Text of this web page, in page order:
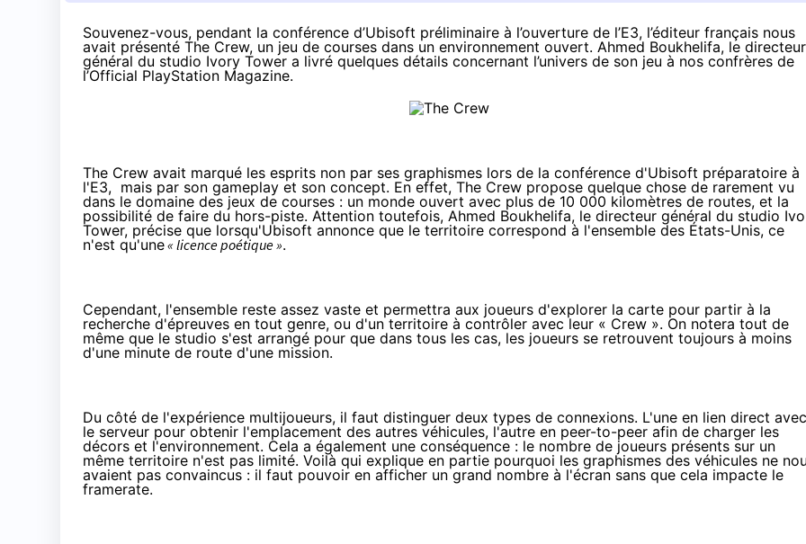
Souvenez-vous, pendant la conférence d’Ubisoft préliminaire à l’ouverture de l’E3, l’éditeur français nous
avait présenté The Crew, un jeu de courses dans un environnement ouvert. Ahmed Boukhelifa, le directeur
général du studio Ivory Tower a livré quelques détails concernant l’univers de son jeu à nos confrères de
l’Official PlayStation Magazine.
The Crew avait marqué les esprits non par ses graphismes lors de la conférence d'Ubisoft préparatoire à
l'E3, mais par son gameplay et son concept. En effet, The Crew propose quelque chose de rarement vu
dans le domaine des jeux de courses : un monde ouvert avec plus de 10 000 kilomètres de routes, et la
possibilité de faire du hors-piste. Attention toutefois, Ahmed Boukhelifa, le directeur général du studio
Tower, précise que lorsqu'Ubisoft annonce que le territoire correspond à l'ensemble des États-Unis, ce
n'est qu'une« licence poétique ».
Cependant, l'ensemble reste assez vaste et permettra aux joueurs d'explorer la carte pour partir à la
recherche d'épreuves en tout genre, ou d'un territoire à contrôler avec leur « Crew ». On notera tout de
même que le studio s'est arrangé pour que dans tous les cas, les joueurs se retrouvent toujours à moins
d'une minute de route d'une mission.
Du côté de l'expérience multijoueurs, il faut distinguer deux types de connexions. L'une en lien direct avec
le serveur pour obtenir l'emplacement des autres véhicules, l'autre en peer-to-peer afin de charger les
décors et l'environnement. Cela a également une conséquence : le nombre de joueurs présents sur un
même territoire n'est pas limité. Voilà qui explique en partie pourquoi les graphismes des véhicules ne
avaient pas convaincus : il faut pouvoir en afficher un grand nombre à l'écran sans que cela impacte le
framerate.